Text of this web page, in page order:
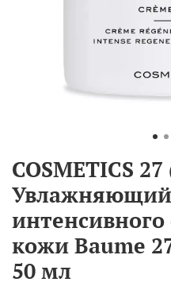
COSMETICS 27
кожи Baume
50 мл